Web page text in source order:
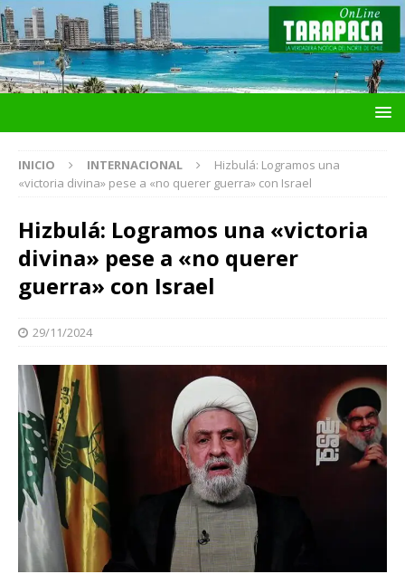
INICIO INTERNACIONAL
Hizbulá: Logramos una
«victoria divina» pese a «no querer guerra» con Israel
Hizbulá: Logramos una «victoria
divina» pese a «no querer
guerra» con Israel
29/11/2024